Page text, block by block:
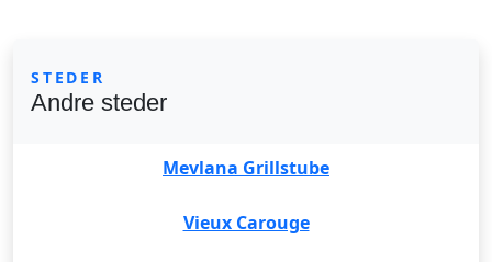
STEDER
Andre steder
Mevlana Grillstube
Vieux Carouge